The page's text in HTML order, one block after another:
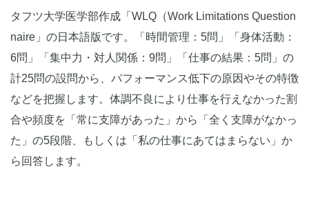
タフツ大学医学部作成「WLQ（Work Limitations Question
naire」の日本語版です。「時間管理：5問」「身体活動：
6問」「集中力・対人関係：9問」「仕事の結果：5問」の
計25問の設問から、パフォーマンス低下の原因やその特徴
などを把握します。体調不良により仕事を行えなかった割
合や頻度を「常に支障があった」から「全く支障がなかっ
た」の5段階、もしくは「私の仕事にあてはまらない」か
ら回答します。